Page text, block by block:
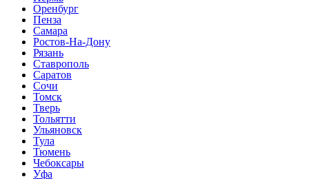
Оренбург
Пенза
Самара
Ростов-На-Дону
Рязань
Ставрополь
Саратов
Сочи
Томск
Тверь
Тольятти
Ульяновск
Тула
Тюмень
Чебоксары
Уфа